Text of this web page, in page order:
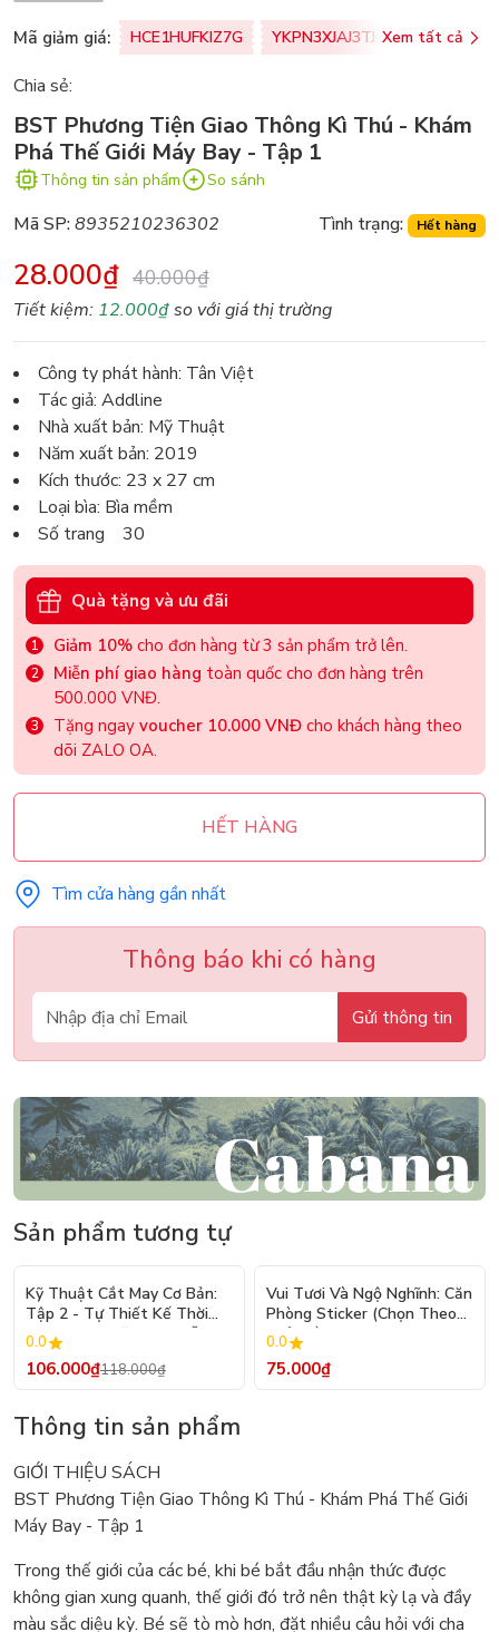
Mã giảm giá: HCE1HUFKIZ7G YKPN3XJAJ3TJ Xem tất cả
Chia sẻ:
BST Phương Tiện Giao Thông Kì Thú - Khám
Phá Thế Giới Máy Bay - Tập 1
Thông tin sản phẩm So sánh
Mã SP:8935210236302 Tình trạng: Hết hàng
28.000₫ 40.000₫
Tiết kiệm: 12.000₫so với giá thị trường
Công ty phát hành: Tân Việt
Tác giả: Addline
Nhà xuất bản: Mỹ Thuật
Năm xuất bản: 2019
Kích thước: 23 x 27 cm
Loại bìa: Bìa mềm
Số trang 30
Quà tặng và ưu đãi
Giảm 10% cho đơn hàng từ 3 sản phẩm trở lên.
Miễn phí giao hàng toàn quốc cho đơn hàng trên
500.000 VNĐ.
Tặng ngay voucher 10.000 VNĐ cho khách hàng theo
dõi ZALO OA.
HẾT HÀNG
Tìm cửa hàng gần nhất
Thông báo khi có hàng
Gửi thông tin
Sản phẩm tương tự
- 10%
Kỹ Thuật Cắt May Cơ Bản:
Tập 2 - Tự Thiết Kế Thời
Trang Nam Nữ - Tạo Mẫu
Rập - Kỹ Thuật Nhảy Size
0.0
106.000₫118.000₫
Vui Tươi Và Ngộ Nghĩnh: Căn
Phòng Sticker (Chọn Theo
Chủ Đề) - Hơn 250 Sticker
0.0
75.000₫
Thông tin sản phẩm
GIỚI THIỆU SÁCH
BST Phương Tiện Giao Thông Kì Thú - Khám Phá Thế Giới
Máy Bay - Tập 1
Trong thế giới của các bé, khi bé bắt đầu nhận thức được
không gian xung quanh, thế giới đó trở nên thật kỳ lạ và đầy
màu sắc diệu kỳ. Bé sẽ tò mò hơn, đặt nhiều câu hỏi với cha